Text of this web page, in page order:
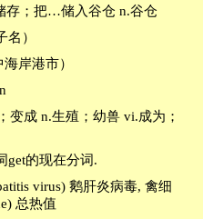
存；把…储入谷仓 n.谷仓
名）
岸港市）
变成 n.生殖；幼兽 vi.成为；
get的现在分词.
virus) 鹅肝炎病毒, 禽细
总热值